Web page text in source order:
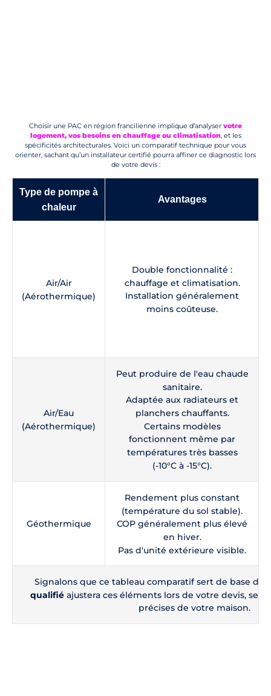
Choisir une PAC en région francilienne implique d’analyser votre
logement, vos besoins en chauffage ou climatisation, et les
spécificités architecturales. Voici un comparatif technique pour vous
orienter, sachant qu’un installateur certifié pourra affiner ce diagnostic lors
de votre devis :
Type de pompe à
chaleur
Avantages
Air/Air
(Aérothermique)
Double fonctionnalité :
chauffage et climatisation.
Installation généralement
moins coûteuse.
Air/Eau
(Aérothermique)
Peut produire de l'eau chaude
sanitaire.
Adaptée aux radiateurs et
planchers chauffants.
Certains modèles
fonctionnent même par
températures très basses
(-10°C à -15°C).
Géothermique
Rendement plus constant
(température du sol stable).
COP généralement plus élevé
en hiver.
Pas d'unité extérieure visible.
Signalons que ce tableau comparatif sert de base de
qualifié ajustera ces éléments lors de votre devis,
précises de votre maison.